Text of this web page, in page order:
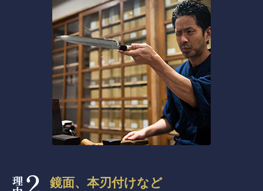
鏡面、本刃付けなど